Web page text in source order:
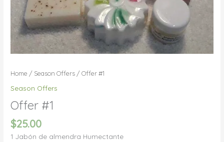
Home / Season Offers / Offer #1
Season Offers
Offer #1
$25.00
1 Jabón de almendra Humectante